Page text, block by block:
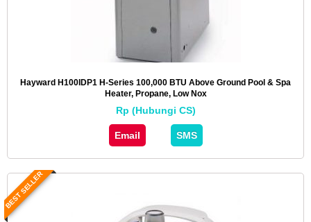
Hayward H100IDP1 H-Series 100,000 BTU Above Ground Pool & Spa
Heater, Propane, Low Nox
Rp (Hubungi CS)
Email SMS
BEST SELLER